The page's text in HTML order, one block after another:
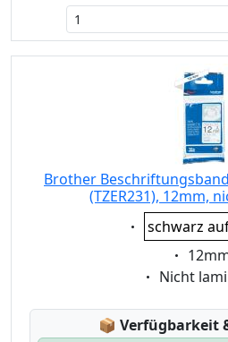
Brother
(TZER231), 12mm,
Eigenschaft:
schwarz
Eigenschaft:
Nicht
📦 Lagerstatus:
Verfügbarkeit